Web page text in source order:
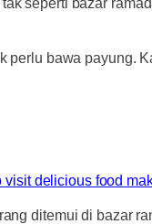
seperti bazar
perlu bawa payung.
ditemui di bazar